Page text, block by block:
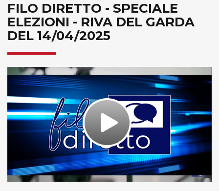
FILO DIRETTO - SPECIALE
ELEZIONI - RIVA DEL GARDA
DEL 14/04/2025
Play